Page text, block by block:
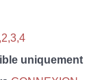
uniquement